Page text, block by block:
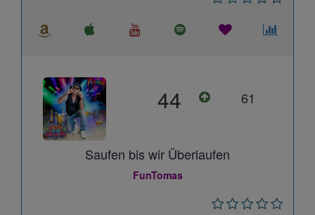
44 61
Saufen bis wir Überlaufen
FunTomas